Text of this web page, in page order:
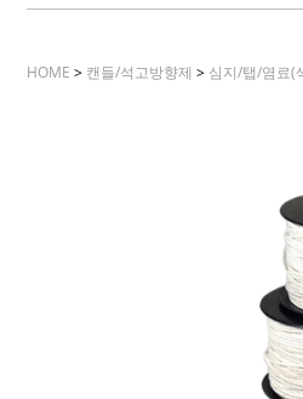
HOME > 캔들/석고방향제 > 심지/탭/염료(